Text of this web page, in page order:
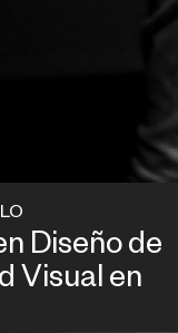
Diseño de
Visual en